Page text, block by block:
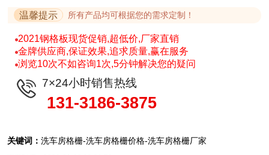
温馨提示 所有产品均可根据您的需求定制！
2021钢格板现货促销,超低价,厂家直销
金牌供应商,保证效果,追求质量,赢在服务
浏览10次不如咨询1次,5分钟解决您的疑问
7×24小时销售热线
131-3186-3875
关键词： 洗车房格栅-洗车房格栅价格-洗车房格栅厂家